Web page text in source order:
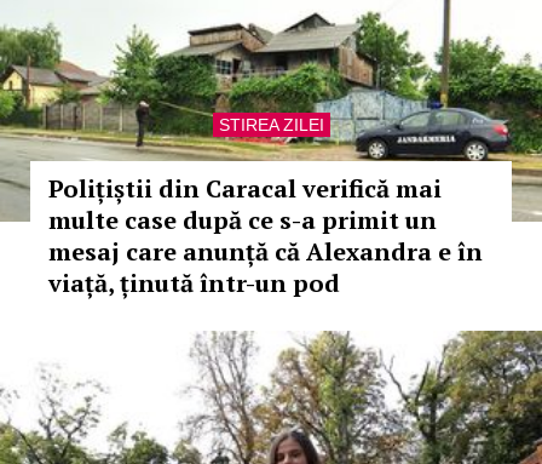
STIREA ZILEI
Polițiștii din Caracal verifică mai
multe case după ce s-a primit un
mesaj care anunță că Alexandra e în
viață, ținută într-un pod